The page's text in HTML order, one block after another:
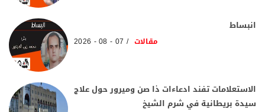
انبساط
مقالات 07 - 08 - 2026
الاستعلامات تفند ادعاءات ذا صن وميرور حول علاج
سيدة بريطانية في شرم الشيخ